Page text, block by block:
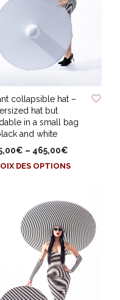
la
page
du
produit
TO WISHLIST
collapsible hat –
hat but
in a small bag
and white
€ – 465,00€
DES OPTIONSCe
plusieurs
variations.
Les
options
peuvent
être
choisies